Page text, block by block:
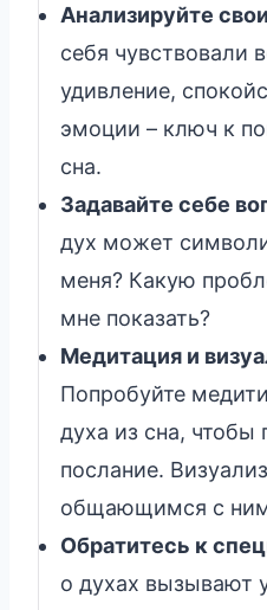
Анализируйте
себя чувствовали
удивление,
эмоции – ключ к
сна.
Задавайте себе
дух может
меня? Какую
мне показать?
Медитация и
Попробуйте
духа из сна, чтобы
послание.
общающимся с
Обратитесь к
о духах вызывают